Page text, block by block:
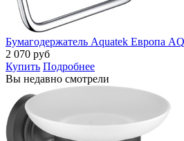
Бумагодержатель Aquatek Европа
2 070 руб
Купить Подробнее
Вы недавно смотрели